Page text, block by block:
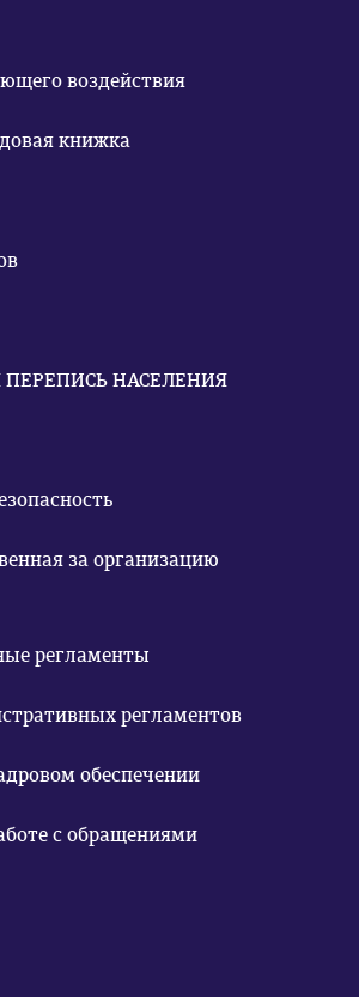
воздействия
книжка
ПЕРЕПИСЬ НАСЕЛЕНИЯ
за организацию
регламенты
регламентов
обеспечении
с обращениями